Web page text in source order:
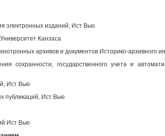
электронных изданий, Ист Вью
Канзаса
архивов и документов Историко-архивного
сохранности, государственного учета и
Ист Вью
публикаций, Ист Вью
Ист Вью